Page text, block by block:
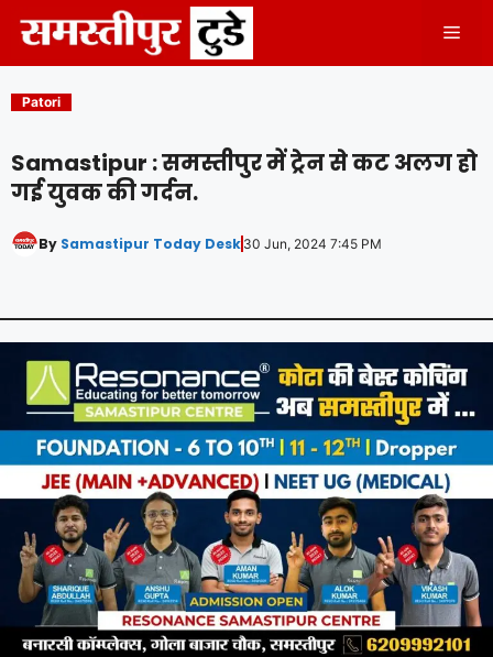
content
Patori
Samastipur : समस्तीपुर में ट्रेन से कट अलग हो
गई युवक की गर्दन.
By Samastipur Today Desk 30 Jun, 2024 7:45 PM